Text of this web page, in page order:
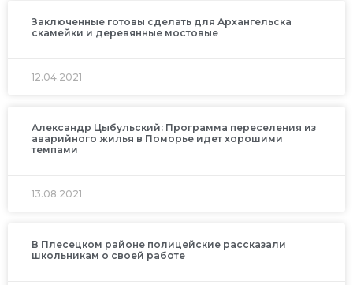
Заключенные готовы сделать для Архангельска
скамейки и деревянные мостовые
12.04.2021
Александр Цыбульский: Программа переселения из
аварийного жилья в Поморье идет хорошими
темпами
13.08.2021
В Плесецком районе полицейские рассказали
школьникам о своей работе